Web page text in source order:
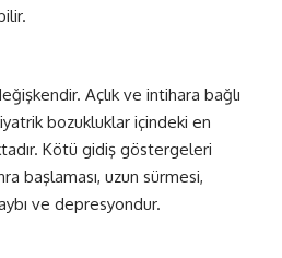
Açlık ve intihara bağlı
bozukluklar içindeki en
Kötü gidiş göstergeleri
başlaması, uzun sürmesi,
ve depresyondur.